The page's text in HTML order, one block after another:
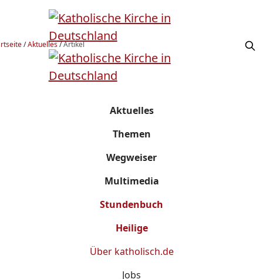
/Aktuelles/Artikel
Aktuelles
Themen
Wegweiser
Multimedia
Stundenbuch
Heilige
Über katholisch.de
Jobs